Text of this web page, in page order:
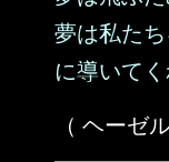
夢は私た
に導いてく
（ ヘーゼ